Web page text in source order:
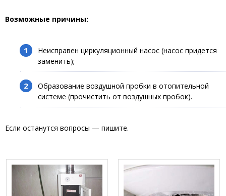
Возможные причины:
Неисправен циркуляционный насос (насос придется
заменить);
Образование воздушной пробки в отопительной
системе (прочистить от воздушных пробок).
Если останутся вопросы — пишите.